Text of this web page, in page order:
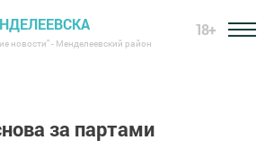
новости" - Менделеевский район
18+
за партами